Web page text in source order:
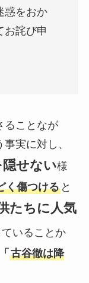
惑をおか
お詫び申
ることなが
実に対し、
せない様
く傷つけると
たちに人気
いることか
「 古谷徹は降